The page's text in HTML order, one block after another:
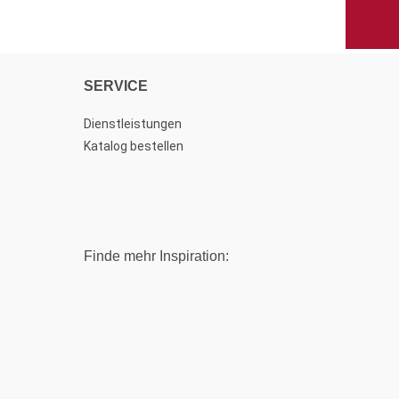
SERVICE
Dienstleistungen
Katalog bestellen
Finde mehr Inspiration: